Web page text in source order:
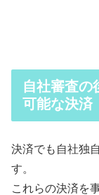
自社審査の
可能な決済
決済でも自社独
す。
これらの決済を